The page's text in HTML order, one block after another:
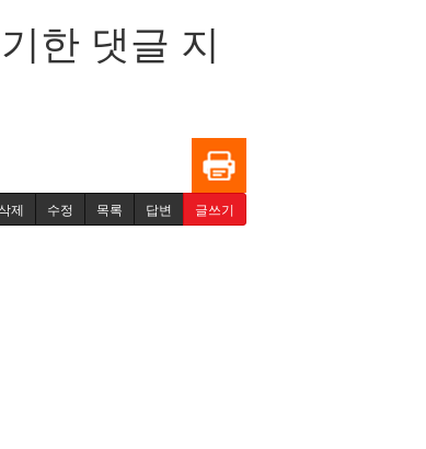
한 댓글 지
제 수정 목록 답변 글쓰기